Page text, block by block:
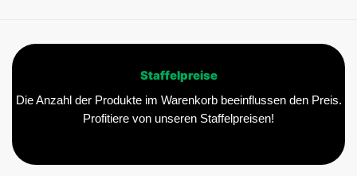
Staffelpreise
Die Anzahl der Produkte im Warenkorb beeinflussen den Preis.
Profitiere von unseren Staffelpreisen!